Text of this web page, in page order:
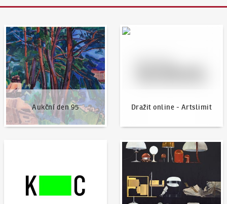
Aukční den 95
Aukční den 95
Dražit online - Artslimit
Dražit online - Artslimit
Aktuality